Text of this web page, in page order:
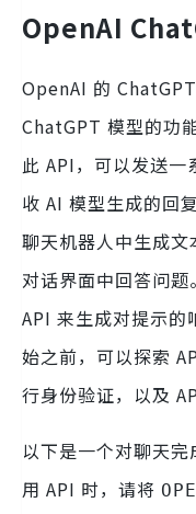
OpenAI
OpenAI 的
ChatGPT 模型的功
此 API，可以发送
收 AI 模型生成的回
聊天机器人中生成
对话界面中回答问
API 来生成对提示的
始之前，可以探索
行身份验证，以及
以下是一个对聊天
用 API 时，请将